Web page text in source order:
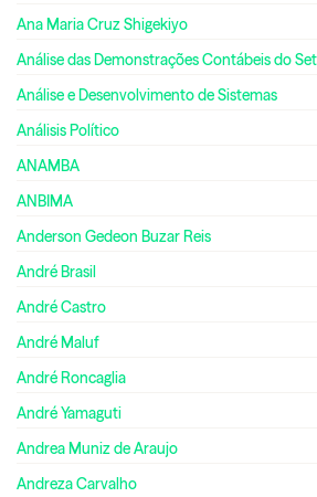
Ana Maria Cruz Shigekiyo
Análise das Demonstrações Contábeis do
Análise e Desenvolvimento de Sistemas
Análisis Político
ANAMBA
ANBIMA
Anderson Gedeon Buzar Reis
André Brasil
André Castro
André Maluf
André Roncaglia
André Yamaguti
Andrea Muniz de Araujo
Andreza Carvalho